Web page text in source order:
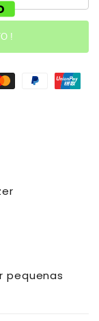
!
pequenas